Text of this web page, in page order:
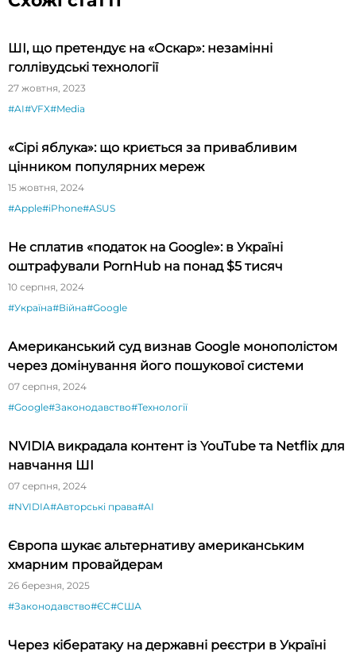
ШІ, що претендує на «Оскар»: незамінні
голлівудські технології
27 жовтня, 2023
#AI#VFX#Media
«Сірі яблука»: що криється за привабливим
цінником популярних мереж
15 жовтня, 2024
#Apple#iPhone#ASUS
Не сплатив «податок на Google»: в Україні
оштрафували PornHub на понад $5 тисяч
10 серпня, 2024
#Україна#Війна#Google
Американський суд визнав Google монополістом
через домінування його пошукової системи
07 серпня, 2024
#Google#Законодавство#Технології
NVIDIA викрадала контент із YouTube та Netflix для
навчання ШІ
07 серпня, 2024
#NVIDIA#Авторські права#AI
Європа шукає альтернативу американським
хмарним провайдерам
26 березня, 2025
#Законодавство#ЄС#США
Через кібератаку на державні реєстри в Україні